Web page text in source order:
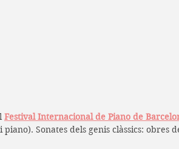
Festival Internacional de Piano de
Sonates dels genis clàssics: obres